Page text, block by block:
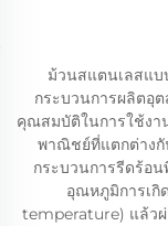
ม้วนสแตนเลสแ
กระบวนการผลิตอุ
คุณสมบัติในการใช้งา
พาณิชย์ที่แตกต่างกั
กระบวนการรีดร้อ
อุณหภูมิการเกิ
temperature) แล้วผ่